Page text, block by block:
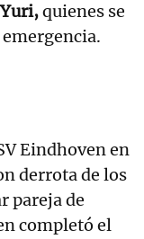
quienes se
Eindhoven en
derrota de los
pareja de
completó el